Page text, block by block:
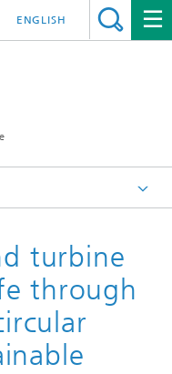
ENGLISH
turbine
through